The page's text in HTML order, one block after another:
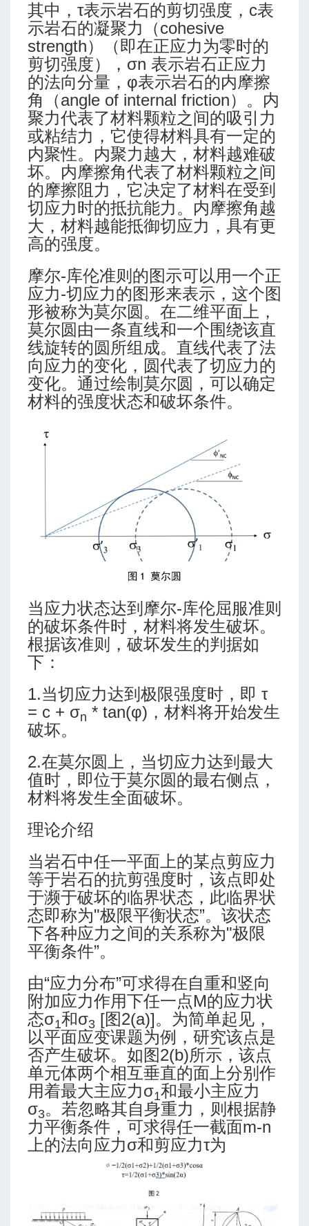
聚力和内摩擦角
开放）
其中，τ表示岩石的剪切强度，c表
示岩石的凝聚力（cohesive
strength）（即在正应力为零时的
剪切强度），σn 表示岩石正应力
的法向分量，φ表示岩石的内摩擦
角（angle of internal friction）。内
聚力代表了材料颗粒之间的吸引力
或粘结力，它使得材料具有一定的
内聚性。内聚力越大，材料越难破
坏。内摩擦角代表了材料颗粒之间
的摩擦阻力，它决定了材料在受到
切应力时的抵抗能力。内摩擦角越
大，材料越能抵御切应力，具有更
高的强度。
摩尔-库伦准则的图示可以用一个正
应力-切应力的图形来表示，这个图
形被称为莫尔圆。在二维平面上，
莫尔圆由一条直线和一个围绕该直
线旋转的圆所组成。直线代表了法
向应力的变化，圆代表了切应力的
变化。通过绘制莫尔圆，可以确定
材料的强度状态和破坏条件。
当应力状态达到摩尔-库伦屈服准则
的破坏条件时，材料将发生破坏。
根据该准则，破坏发生的判据如
下：
1.当切应力达到极限强度时，即 τ
= c + σn * tan(φ)，材料将开始发生
破坏。
2.在莫尔圆上，当切应力达到最大
值时，即位于莫尔圆的最右侧点，
材料将发生全面破坏。
理论介绍
当岩石中任一平面上的某点剪应力
等于岩石的抗剪强度时，该点即处
于濒于破坏的临界状态，此临界状
态即称为"极限平衡状态”。该状态
下各种应力之间的关系称为"极限
平衡条件”。
由“应力分布”可求得在自重和竖向
附加应力作用下任一点M的应力状
态σ1和σ3 [图2(a)]。为简单起见，
以平面应变课题为例，研究该点是
否产生破坏。如图2(b)所示，该点
单元体两个相互垂直的面上分别作
用着最大主应力σ1和最小主应力
σ3。若忽略其自身重力，则根据静
力平衡条件，可求得任一截面m-n
上的法向应力σ和剪应力τ为